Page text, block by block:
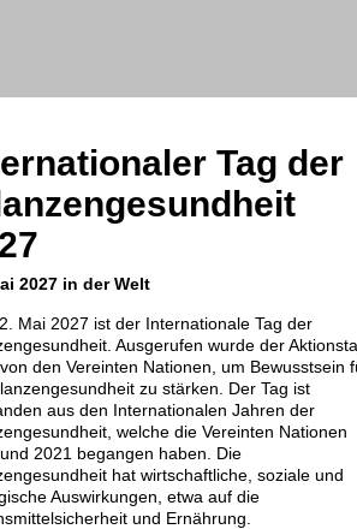
Tag der
2027 in der Welt
Mai 2027 ist der Internationale Tag der
Ausgerufen wurde der
den Vereinten Nationen, um Bewusstsein
zu stärken. Der Tag ist
aus den Internationalen Jahren der
welche die Vereinten Nationen
2021 begangen haben. Die
hat wirtschaftliche, soziale und
Auswirkungen, etwa auf die
und Ernährung.